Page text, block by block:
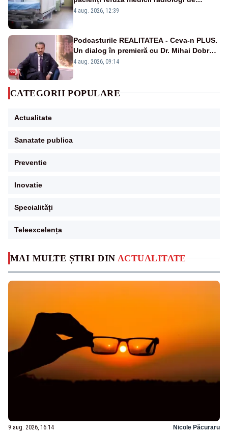
MAI MULTE ȘTIRI DIN ACTUALITATE
9 aug. 2026, 16:14 Nicole Păcuraru
culoare sau de origine asiatică, arată un
4 aug. 2026, 12:39
Podcasturile REALITATEA - Ceva-n PLUS.
Un dialog în premieră cu Dr. Mihai Dobra –
VIDEO
4 aug. 2026, 09:14
CATEGORII POPULARE
Actualitate
Sanatate publica
Preventie
Inovatie
Specialități
Teleexcelența